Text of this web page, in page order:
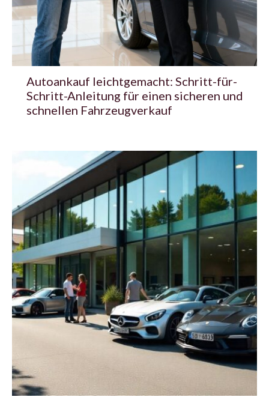
Autoankauf leichtgemacht: Schritt-für-
Schritt-Anleitung für einen sicheren und
schnellen Fahrzeugverkauf